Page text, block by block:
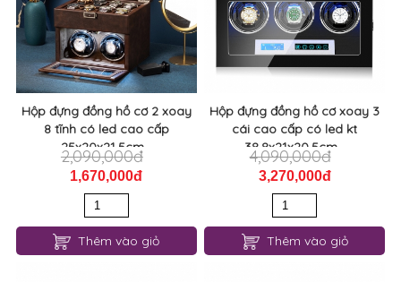
Hộp đựng đồng hồ cơ 2 xoay
8 tĩnh có led cao cấp
25x20x21.5cm...
2,090,000đ
1,670,000đ
Thêm vào giỏ
Hộp đựng đồng hồ cơ xoay 3
cái cao cấp có led kt
38.8x21x20.5cm...
4,090,000đ
3,270,000đ
Thêm vào giỏ